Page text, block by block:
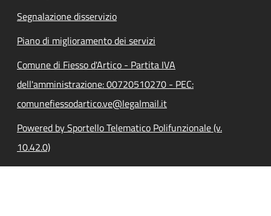
Segnalazione disservizio
Piano di miglioramento dei servizi
Comune di Fiesso d'Artico - Partita IVA
dell'amministrazione: 00720510270 - PEC:
comunefiessodartico.ve@legalmail.it
Powered by Sportello Telematico Polifunzionale (v.
10.42.0)